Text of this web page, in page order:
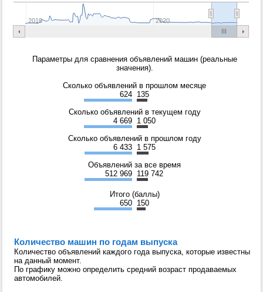
2010 2020
Параметры для сравнения объявлений машин (реальные
значения).
Сколько объявлений в прошлом месяце
624 135
Сколько объявлений в текущем году
4 669 1 050
Сколько объявлений в прошлом году
6 433 1 575
Объявлений за все время
512 969 119 742
Итого (баллы)
650 150
Количество машин по годам выпуска
Количество объявлений каждого года выпуска, которые известны
на данный момент.
По графику можно определить средний возраст продаваемых
автомобилей.